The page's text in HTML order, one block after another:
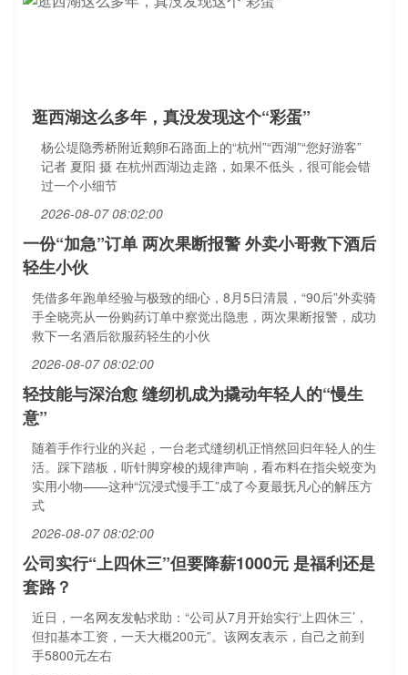
逛西湖这么多年，真没发现这个“彩蛋”
杨公堤隐秀桥附近鹅卵石路面上的“杭州”“西湖”“您好游客”
记者 夏阳 摄 在杭州西湖边走路，如果不低头，很可能会错
过一个小细节
2026-08-07 08:02:00
一份“加急”订单 两次果断报警 外卖小哥救下酒后
轻生小伙
凭借多年跑单经验与极致的细心，8月5日清晨，“90后”外卖骑
手全晓亮从一份购药订单中察觉出隐患，两次果断报警，成功
救下一名酒后欲服药轻生的小伙
2026-08-07 08:02:00
轻技能与深治愈 缝纫机成为撬动年轻人的“慢生
意”
随着手作行业的兴起，一台老式缝纫机正悄然回归年轻人的生
活。踩下踏板，听针脚穿梭的规律声响，看布料在指尖蜕变为
实用小物——这种“沉浸式慢手工”成了今夏最抚凡心的解压方
式
2026-08-07 08:02:00
公司实行“上四休三”但要降薪1000元 是福利还是
套路？
近日，一名网友发帖求助：“公司从7月开始实行‘上四休三’，
但扣基本工资，一天大概200元”。该网友表示，自己之前到
手5800元左右